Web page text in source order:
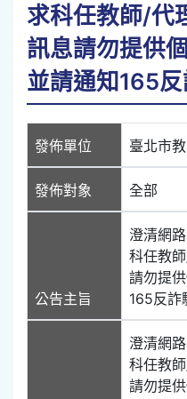
求科任教師/代
訊息請勿提供
並請通知165
發佈單位 臺北市
發佈對象 全部
公告主旨
澄清網
科任教
請勿提
165反詐
澄清網
科任教
請勿提